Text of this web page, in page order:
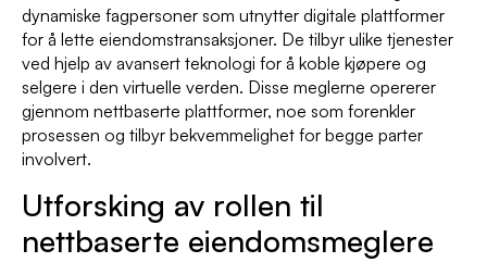
dynamiske fagpersoner som utnytter digitale plattformer
for å lette eiendomstransaksjoner. De tilbyr ulike tjenester
ved hjelp av avansert teknologi for å koble kjøpere og
selgere i den virtuelle verden. Disse meglerne opererer
gjennom nettbaserte plattformer, noe som forenkler
prosessen og tilbyr bekvemmelighet for begge parter
involvert.
Utforsking av rollen til
nettbaserte eiendomsmeglere